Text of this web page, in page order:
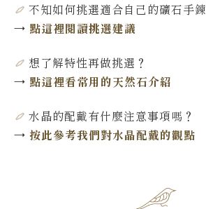
不知如何挑選適合自己的礦石手鍊
→ 點這裡閱讀挑選建議
想了解特性再做挑選 ？
→ 點這裡看常用的天然石介紹
水晶的配戴有什麼注意事項嗎？
→ 按此參考我們對水晶配戴的觀點